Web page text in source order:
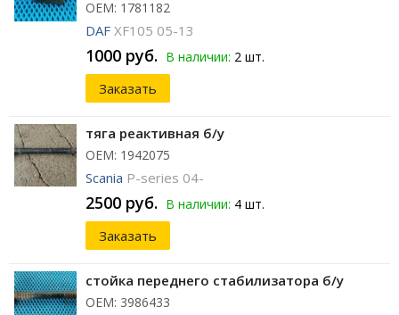
ОЕМ: 1781182
DAF XF105 05-13
1000 руб. В наличии: 2 шт.
Заказать
тяга реактивная б/у
ОЕМ: 1942075
Scania P-series 04-
2500 руб. В наличии: 4 шт.
Заказать
стойка переднего стабилизатора б/у
ОЕМ: 3986433